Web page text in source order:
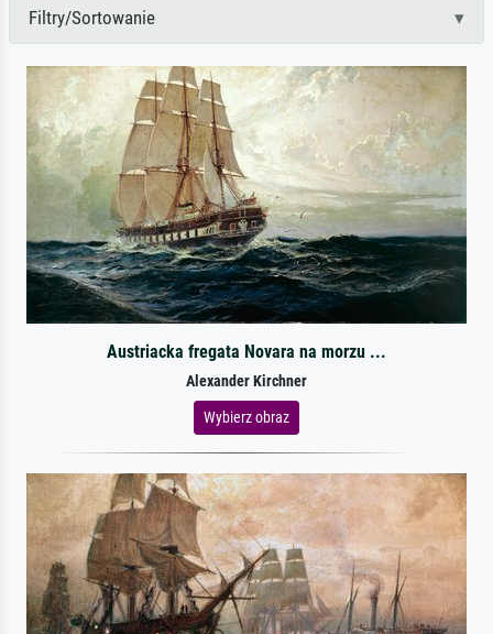
Filtry/Sortowanie
Austriacka fregata Novara na morzu ...
Alexander Kirchner
Wybierz obraz